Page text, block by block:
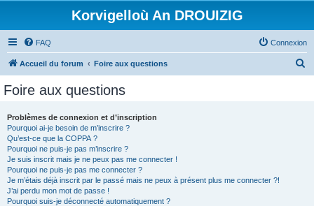
Korvigelloù An DROUIZIG
FAQ Connexion
Accueil du forum Foire aux questions
Foire aux questions
Problèmes de connexion et d’inscription
Pourquoi ai-je besoin de m’inscrire ?
Qu’est-ce que la COPPA ?
Pourquoi ne puis-je pas m’inscrire ?
Je suis inscrit mais je ne peux pas me connecter !
Pourquoi ne puis-je pas me connecter ?
Je m’étais déjà inscrit par le passé mais ne peux à présent plus me connecter ?!
J’ai perdu mon mot de passe !
Pourquoi suis-je déconnecté automatiquement ?